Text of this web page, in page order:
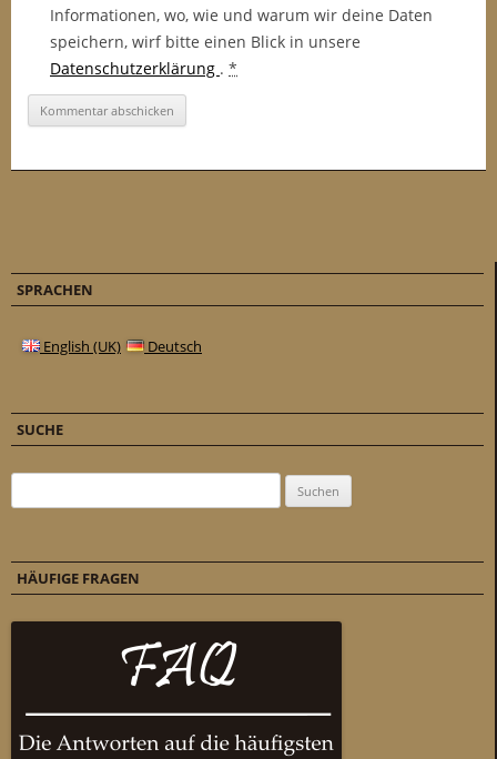
Informationen, wo, wie und warum wir deine Daten
speichern, wirf bitte einen Blick in unsere
Datenschutzerklärung . *
SPRACHEN
English (UK) Deutsch
SUCHE
HÄUFIGE FRAGEN